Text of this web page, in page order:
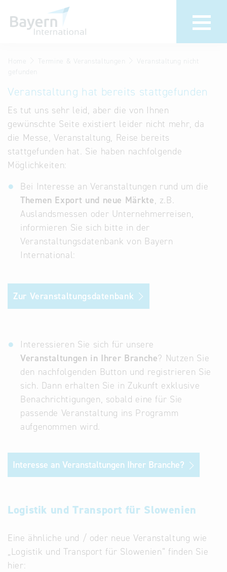
Wir über uns
Invest in Bavaria
Partner &
Wirtschaftsrepräsentanzen
Publikationen
Stellenangebote
Kontakt
Anfahrt
Treffen Sie uns am
Infostand
Termine &
Newsroom
Home Termine & Veranstaltungen
Veranstaltung nicht
gefunden
Veranstaltung hat bereits stattgefunden
Es tut uns sehr leid, aber die von Ihnen
gewünschte Seite existiert leider nicht mehr, da
die Messe, Veranstaltung, Reise bereits
stattgefunden hat. Sie haben nachfolgende
Möglichkeiten:
Bei Interesse an Veranstaltungen rund um die
Themen Export und neue Märkte, z.B.
Auslandsmessen oder Unternehmerreisen,
informieren Sie sich bitte in der
Veranstaltungsdatenbank von Bayern
International:
Zur Veranstaltungsdatenbank
Interessieren Sie sich für unsere
Veranstaltungen in Ihrer Branche? Nutzen Sie
den nachfolgenden Button und registrieren Sie
sich. Dann erhalten Sie in Zukunft exklusive
Benachrichtigungen, sobald eine für Sie
passende Veranstaltung ins Programm
aufgenommen wird.
Interesse an Veranstaltungen Ihrer Branche?
Logistik und Transport für Slowenien
Eine ähnliche und / oder neue Veranstaltung wie
„Logistik und Transport für Slowenien“ finden Sie
hier: